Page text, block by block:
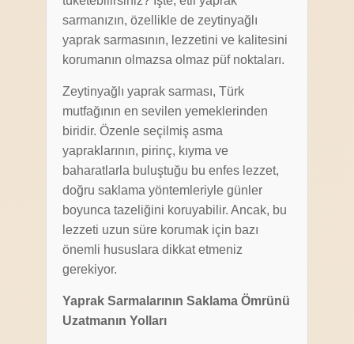
sarmanızın, özellikle de zeytinyağlı
yaprak sarmasının, lezzetini ve kalitesini
korumanın olmazsa olmaz püf noktaları.
Zeytinyağlı yaprak sarması, Türk
mutfağının en sevilen yemeklerinden
biridir. Özenle seçilmiş asma
yapraklarının, pirinç, kıyma ve
baharatlarla buluştuğu bu enfes lezzet,
doğru saklama yöntemleriyle günler
boyunca tazeliğini koruyabilir. Ancak, bu
lezzeti uzun süre korumak için bazı
önemli hususlara dikkat etmeniz
gerekiyor.
Yaprak Sarmalarının Saklama Ömrünü
Uzatmanın Yolları